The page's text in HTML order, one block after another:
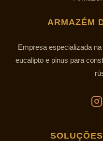
ARMAZÉM
Empresa especializada
eucalipto e pinus para